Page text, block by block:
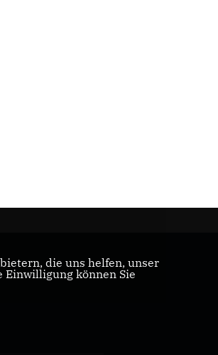
die uns helfen, unser
Einwilligung können Sie